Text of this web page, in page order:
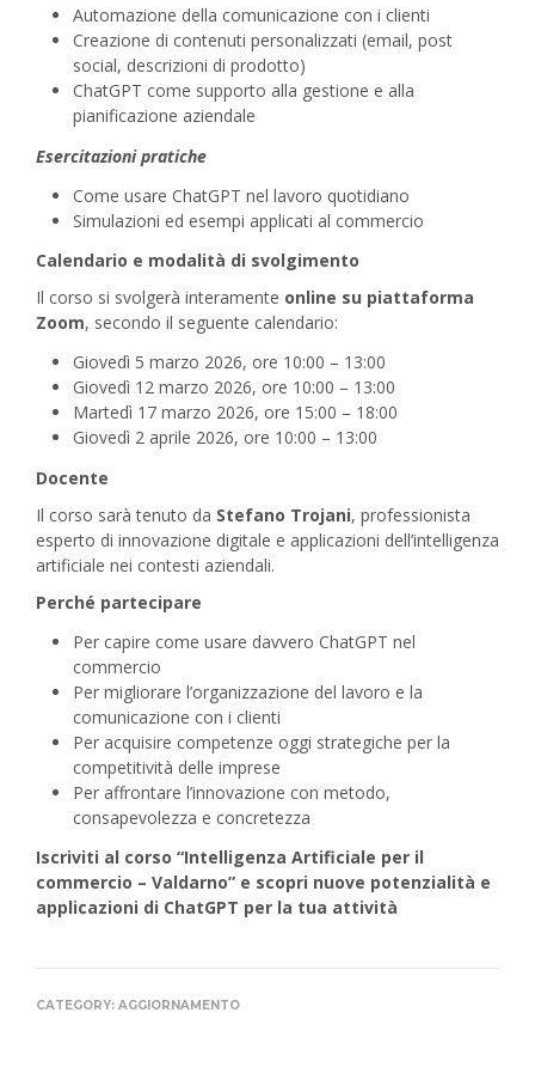
Automazione della comunicazione con i clienti
Creazione di contenuti personalizzati (email, post
social, descrizioni di prodotto)
ChatGPT come supporto alla gestione e alla
pianificazione aziendale
Esercitazioni pratiche
Come usare ChatGPT nel lavoro quotidiano
Simulazioni ed esempi applicati al commercio
Calendario e modalità di svolgimento
Il corso si svolgerà interamente online su piattaforma
Zoom, secondo il seguente calendario:
Giovedì 5 marzo 2026, ore 10:00 – 13:00
Giovedì 12 marzo 2026, ore 10:00 – 13:00
Martedì 17 marzo 2026, ore 15:00 – 18:00
Giovedì 2 aprile 2026, ore 10:00 – 13:00
Docente
Il corso sarà tenuto da Stefano Trojani, professionista
esperto di innovazione digitale e applicazioni dell’intelligenza
artificiale nei contesti aziendali.
Perché partecipare
Per capire come usare davvero ChatGPT nel
commercio
Per migliorare l’organizzazione del lavoro e la
comunicazione con i clienti
Per acquisire competenze oggi strategiche per la
competitività delle imprese
Per affrontare l’innovazione con metodo,
consapevolezza e concretezza
Iscriviti al corso “Intelligenza Artificiale per il
commercio – Valdarno” e scopri nuove potenzialità e
applicazioni di ChatGPT per la tua attività
CATEGORY: AGGIORNAMENTO